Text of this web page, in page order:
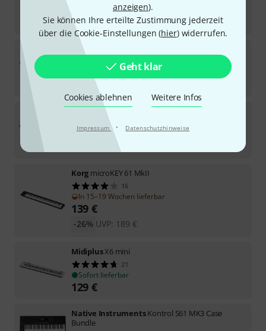
anzeigen).
Sie können Ihre erteilte Zustimmung jederzeit
über die Cookie-Einstellungen (hier) widerrufen.
Geht klar
Cookies ablehnen Weitere Infos
Impressum · Datenschutzhinweise
UVP:249 €
-22%
Nux
2
Sofort lieferbar
€
i2-61 Black Edition
76
Sofort lieferbar
Korg microKEY 61 MkII
16
In 15–19 Wochen lieferbar
139 €
UVP: 189 €
-26%
MidiplusX6 mini
21
Sofort lieferbar
129 €
Native InstrumentsKontrol S61 MK3 Case
Bundle